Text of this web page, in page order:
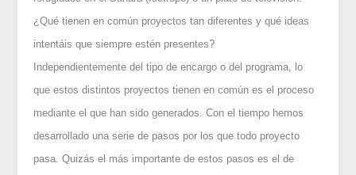
¿Qué tienen en común proyectos tan diferentes y qué ideas
intentáis que siempre estén presentes?
Independientemente del tipo de encargo o del programa, lo
que estos distintos proyectos tienen en común es el proceso
mediante el que han sido generados. Con el tiempo hemos
desarrollado una serie de pasos por los que todo proyecto
pasa. Quizás el más importante de estos pasos es el de